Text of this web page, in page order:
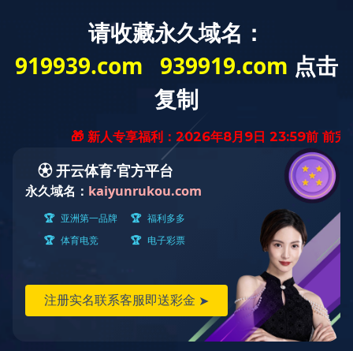
必赢(中国)biying·官方网页版 新闻公告 师资队
国际交流 招生与就业